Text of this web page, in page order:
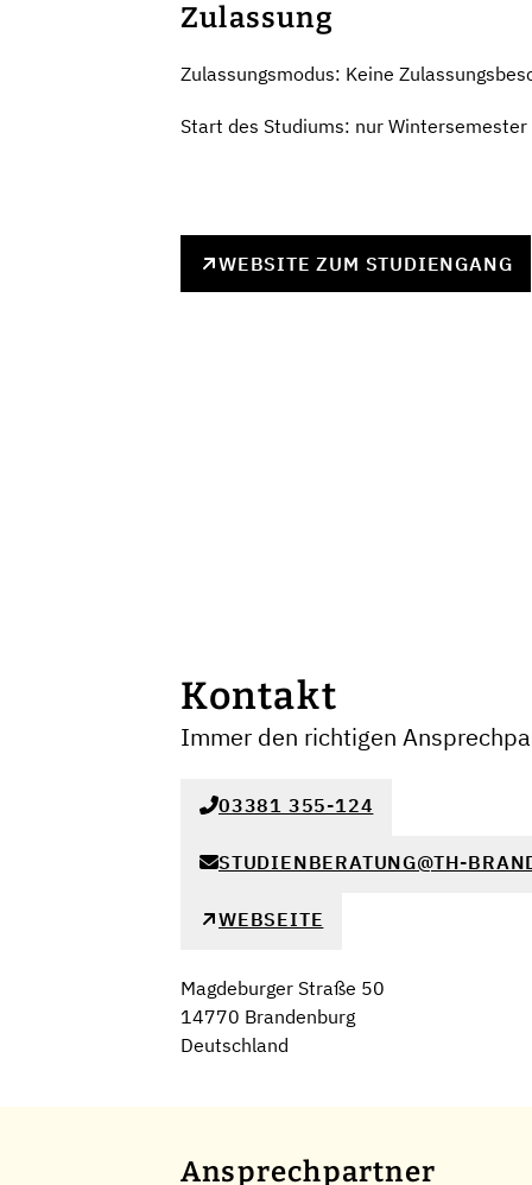
Zulassung
Zulassungsmodus: Keine
Start des Studiums: nur Wintersemester
WEBSITE ZUM STUDIENGANG
Kontakt
Immer den richtigen
03381 355-124
STUDIENBERATUNG@TH-
WEBSEITE
Magdeburger Straße 50
14770 Brandenburg
Deutschland
Ansprechpartner